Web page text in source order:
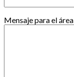
Mensaje para el